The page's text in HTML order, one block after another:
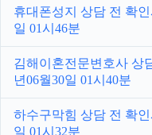
휴대폰성지 상담 전 확
일 01시46분
김해이혼전문변호사 상
년06월30일 01시40분
하수구막힘 상담 전 확
일 01시32분